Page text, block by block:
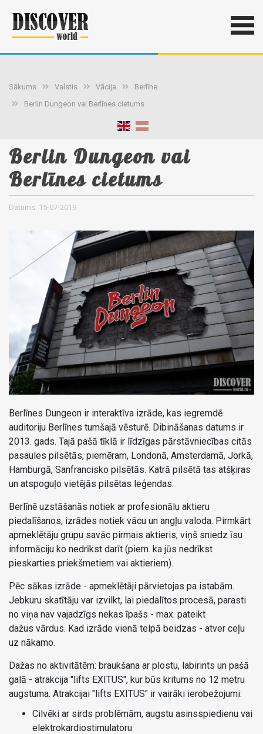
Sākums Valstis Vācija
Berlīne
Berlin Dungeon vai Berlīnes cietums
Berlin Dungeon vai
Berlīnes cietums
Datums: 15-07-2019
Berlīnes Dungeon ir interaktīva izrāde, kas iegremdē
auditoriju Berlīnes tumšajā vēsturē. Dibināšanas datums ir
2013. gads. Tajā pašā tīklā ir līdzīgas pārstāvniecības citās
pasaules pilsētās, piemēram, Londonā, Amsterdamā, Jorkā,
Hamburgā, Sanfrancisko pilsētās. Katrā pilsētā tas atšķiras
un atspoguļo vietējās pilsētas leģendas.
Berlīnē uzstāšanās notiek ar profesionālu aktieru
piedalīšanos, izrādes notiek vācu un angļu valoda. Pirmkārt
apmeklētāju grupu savāc pirmais aktieris, viņš sniedz īsu
informāciju ko nedrīkst darīt (piem. ka jūs nedrīkst
pieskarties priekšmetiem vai aktieriem).
Pēc sākas izrāde - apmeklētāji pārvietojas pa istabām.
Jebkuru skatītāju var izvilkt, lai piedalītos procesā, parasti
no viņa nav vajadzīgs nekas īpašs - max. pateikt
dažus vārdus. Kad izrāde vienā telpā beidzas - atver ceļu
uz nākamo.
Dažas no aktivitātēm: braukšana ar plostu, labirints un pašā
galā - atrakcija "lifts EXITUS", kur būs kritums no 12 metru
augstuma. Atrakcijai "lifts EXITUS" ir vairāki ierobežojumi:
Cilvēki ar sirds problēmām, augstu asinsspiedienu vai
elektrokardiostimulatoru